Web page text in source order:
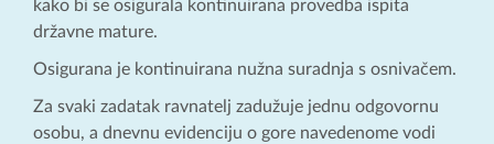
kako bi se osigurala kontinuirana provedba ispita
državne mature.
Osigurana je kontinuirana nužna suradnja s osnivačem.
Za svaki zadatak ravnatelj zadužuje jednu odgovornu
osobu, a dnevnu evidenciju o gore navedenome vodi